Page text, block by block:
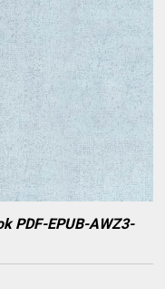
PDF-EPUB-AWZ3-